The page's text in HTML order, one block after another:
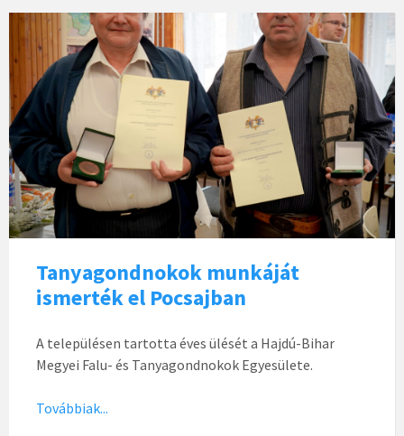
Tanyagondnokok munkáját
ismerték el Pocsajban
A településen tartotta éves ülését a Hajdú-Bihar
Megyei Falu- és Tanyagondnokok Egyesülete.
Továbbiak...